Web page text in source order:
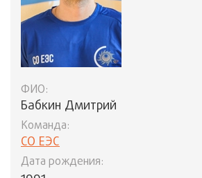
ФИО:
Бабкин Дмитрий
Команда:
СО ЕЭС
Дата рождения: